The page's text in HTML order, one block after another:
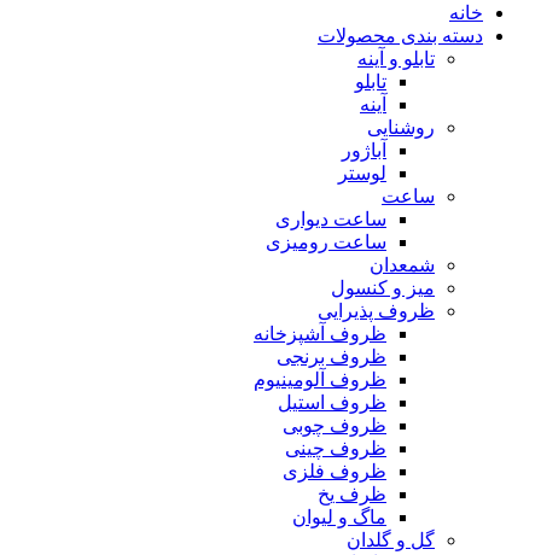
خانه
دسته بندی محصولات
تابلو و آینه
تابلو
آینه
روشنایی
آباژور
لوستر
ساعت
ساعت دیواری
ساعت رومیزی
شمعدان
میز و کنسول
ظروف پذیرایی
ظروف آشپزخانه
ظروف برنجی
ظروف آلومینیوم
ظروف استیل
ظروف چوبی
ظروف چینی
ظروف فلزی
ظرف یخ
ماگ و لیوان
گل و گلدان